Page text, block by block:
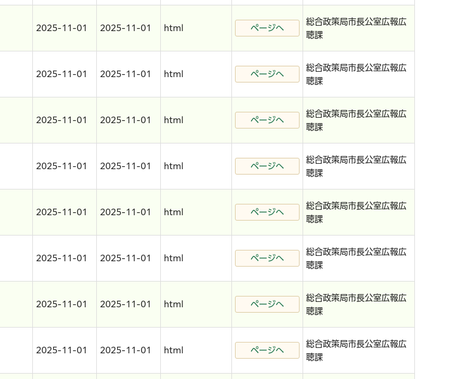
2025-11-01 2025-11-01 html ページへ
総合政策局市長公室広報広
聴課
2025-11-01 2025-11-01 html ページへ
総合政策局市長公室広報広
聴課
2025-11-01 2025-11-01 html ページへ
総合政策局市長公室広報広
聴課
2025-11-01 2025-11-01 html ページへ
総合政策局市長公室広報広
聴課
2025-11-01 2025-11-01 html ページへ
総合政策局市長公室広報広
聴課
2025-11-01 2025-11-01 html ページへ
総合政策局市長公室広報広
聴課
2025-11-01 2025-11-01 html ページへ
総合政策局市長公室広報広
聴課
2025-11-01 2025-11-01 html ページへ
総合政策局市長公室広報広
聴課